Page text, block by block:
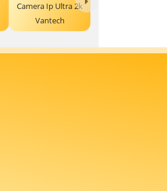
Camera Ip Ultra 2k
Vantech